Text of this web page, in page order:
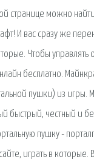
странице можно
И вас сразу же
Чтобы
бесплатно.
пушки) из
быстрый, честный и
пушку -
играть в